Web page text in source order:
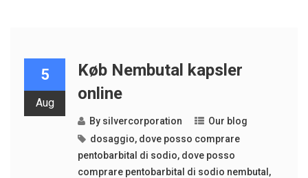
5
Aug
Køb Nembutal kapsler
online
By silvercorporation
Our blog
dosaggio, dove posso comprare
pentobarbital di sodio, dove posso
comprare pentobarbital di sodio nembutal ,